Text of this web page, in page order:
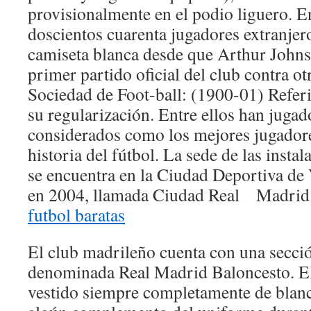
provisionalmente en el podio liguero.
doscientos cuarenta jugadores
camiseta blanca desde que Arthur
primer partido oficial del club contra
Sociedad de Foot-ball: (1900-01)
su regularización. Entre ellos han
considerados como los mejores
historia del fútbol. La sede de las
se encuentra en la Ciudad Deportiva
en 2004, llamada Ciudad Real
futbol baratas
El club madrileño cuenta con una
denominada Real Madrid Baloncesto.
vestido siempre completamente de